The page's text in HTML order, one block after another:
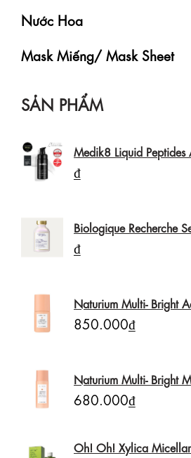
Nước Hoa
Mask Miếng/ Mask Sheet
SẢN PHẨM
Medik8 Liquid
₫
Biologique Recherche
₫
Naturium Multi- Bright
850.000₫
Naturium Multi- Bright
680.000₫
Oh! Oh! Xylica